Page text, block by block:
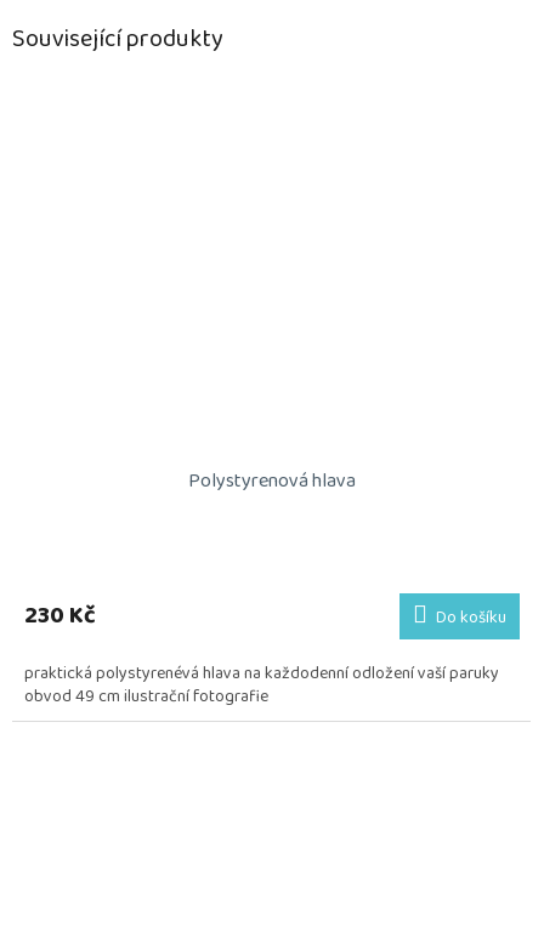
Související produkty
Polystyrenová hlava
230 Kč Do košíku
praktická polystyrenévá hlava na každodenní odložení vaší paruky
obvod 49 cm ilustrační fotografie